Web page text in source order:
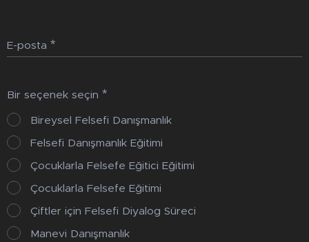
E-posta
Bir seçenek seçin
Bireysel Felsefi Danışmanlık
Felsefi Danışmanlık Eğitimi
Çocuklarla Felsefe Eğitici Eğitimi
Çocuklarla Felsefe Eğitimi
Çiftler için Felsefi Diyalog Süreci
Manevi Danışmanlık